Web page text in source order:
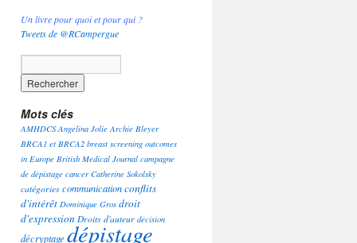
Un livre pour quoi et pour qui ?
Tweets de @RCampergue
Mots clés
AMHDCS Angelina Jolie Archie Bleyer
BRCA1 et BRCA2 breast screening outcomes
in Europe British Medical Journal campagne
de dépistage cancer Catherine Sokolsky
catégories communicationconflits
d'intérêt Dominique Gros droit
d'expression Droits d'auteur décision
décryptage dépistage